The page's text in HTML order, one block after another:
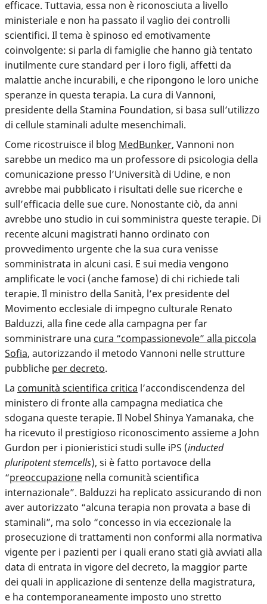
efficace. Tuttavia, essa non è riconosciuta a livello
ministeriale e non ha passato il vaglio dei controlli
scientifici. Il tema è spinoso ed emotivamente
coinvolgente: si parla di famiglie che hanno già tentato
inutilmente cure standard per i loro figli, affetti da
malattie anche incurabili, e che ripongono le loro uniche
speranze in questa terapia. La cura di Vannoni,
presidente della Stamina Foundation, si basa sull’utilizzo
di cellule staminali adulte mesenchimali.
Come ricostruisce il blog MedBunker, Vannoni non
sarebbe un medico ma un professore di psicologia della
comunicazione presso l’Università di Udine, e non
avrebbe mai pubblicato i risultati delle sue ricerche e
sull’efficacia delle sue cure. Nonostante ciò, da anni
avrebbe uno studio in cui somministra queste terapie. Di
recente alcuni magistrati hanno ordinato con
provvedimento urgente che la sua cura venisse
somministrata in alcuni casi. E sui media vengono
amplificate le voci (anche famose) di chi richiede tali
terapie. Il ministro della Sanità, l’ex presidente del
Movimento ecclesiale di impegno culturale Renato
Balduzzi, alla fine cede alla campagna per far
somministrare una cura “compassionevole” alla piccola
Sofia, autorizzando il metodo Vannoni nelle strutture
pubbliche per decreto.
La comunità scientifica critica l’accondiscendenza del
ministero di fronte alla campagna mediatica che
sdogana queste terapie. Il Nobel Shinya Yamanaka, che
ha ricevuto il prestigioso riconoscimento assieme a John
Gurdon per i pionieristici studi sulle iPS (inducted
pluripotent stemcells), si è fatto portavoce della
“preoccupazione nella comunità scientifica
internazionale”. Balduzzi ha replicato assicurando di non
aver autorizzato “alcuna terapia non provata a base di
staminali”, ma solo “concesso in via eccezionale la
prosecuzione di trattamenti non conformi alla normativa
vigente per i pazienti per i quali erano stati già avviati alla
data di entrata in vigore del decreto, la maggior parte
dei quali in applicazione di sentenze della magistratura,
e ha contemporaneamente imposto uno stretto